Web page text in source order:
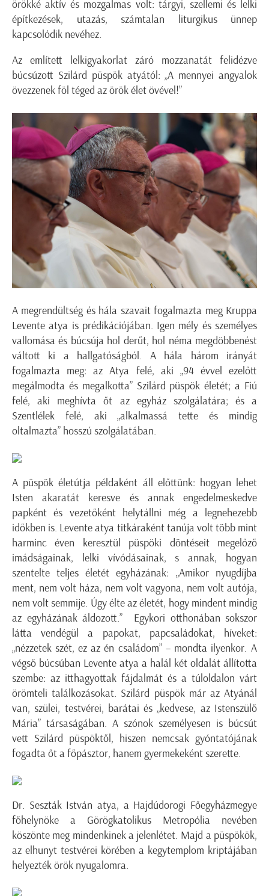
örökké aktív és mozgalmas volt: tárgyi, szellemi és lelki
építkezések, utazás, számtalan liturgikus ünnep
kapcsolódik nevéhez.
Az említett lelkigyakorlat záró mozzanatát felidézve
búcsúzott Szilárd püspök atyától: „A mennyei angyalok
övezzenek föl téged az örök élet övével!”
A megrendültség és hála szavait fogalmazta meg Kruppa
Levente atya is prédikációjában. Igen mély és személyes
vallomása és búcsúja hol derűt, hol néma megdöbbenést
váltott ki a hallgatóságból.A hála három irányát
fogalmazta meg: az Atya felé, aki „94 évvel ezelőtt
megálmodta és megalkotta” Szilárd püspök életét; a Fiú
felé, aki meghívta őt az egyház szolgálatára; és a
Szentlélek felé, aki „alkalmassá tette és mindig
oltalmazta” hosszú szolgálatában.
A püspök életútja példaként áll előttünk: hogyan lehet
Isten akaratát keresve és annak engedelmeskedve
papként és vezetőként helytállni még a legnehezebb
időkben is. Levente atya titkáraként tanúja volt több mint
harminc éven keresztül püspöki döntéseit megelőző
imádságainak, lelki vívódásainak, s annak, hogyan
szentelte teljes életét egyházának: „Amikor nyugdíjba
ment, nem volt háza, nem volt vagyona, nem volt autója,
nem volt semmije. Úgy élte az életét, hogy mindent mindig
az egyházának áldozott.” Egykori otthonában sokszor
látta vendégül a papokat, papcsaládokat, híveket:
„nézzetek szét, ez az én családom” – mondta ilyenkor. A
végső búcsúban Levente atya a halál két oldalát állította
szembe: az itthagyottak fájdalmát és a túloldalon várt
örömteli találkozásokat. Szilárd püspök már az Atyánál
van, szülei, testvérei, barátai és „kedvese, az Istenszülő
Mária” társaságában. A szónok személyesen is búcsút
vett Szilárd püspöktől, hiszen nemcsak gyóntatójának
fogadta őt a főpásztor, hanem gyermekeként szerette.
Dr. Seszták István atya, a Hajdúdorogi Főegyházmegye
főhelynöke a Görögkatolikus Metropólia nevében
köszönte meg mindenkinek a jelenlétet. Majd a püspökök,
az elhunyt testvérei körében a kegytemplom kriptájában
helyezték örök nyugalomra.